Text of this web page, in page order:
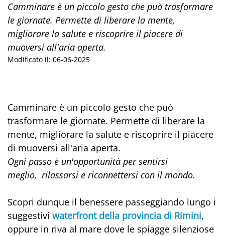
Camminare è un piccolo gesto che può trasformare
le giornate. Permette di liberare la mente,
migliorare la salute e riscoprire il piacere di
muoversi all'aria aperta.
Modificato il: 06-06-2025
Camminare è un piccolo gesto che può
trasformare le giornate. Permette di liberare la
mente, migliorare la salute e riscoprire il piacere
di muoversi all'aria aperta.
Ogni passo è un'opportunità per sentirsi
meglio, rilassarsi e riconnettersi con il mondo.
Scopri dunque il benessere passeggiando lungo i
suggestivi waterfront della provincia di Rimini,
oppure in riva al mare dove le spiagge silenziose